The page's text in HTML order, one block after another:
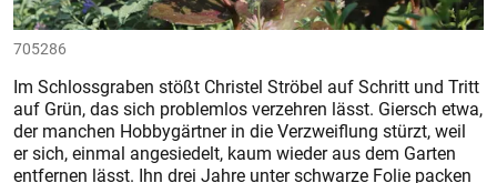
705286
Im Schlossgraben stößt Christel Ströbel auf Schritt und Tritt
auf Grün, das sich problemlos verzehren lässt. Giersch etwa,
der manchen Hobbygärtner in die Verzweiflung stürzt, weil
er sich, einmal angesiedelt, kaum wieder aus dem Garten
entfernen lässt. Ihn drei Jahre unter schwarze Folie packen